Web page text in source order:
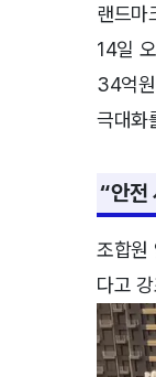
랜드마
14일
34억
극대화
“안전
조합원
다고